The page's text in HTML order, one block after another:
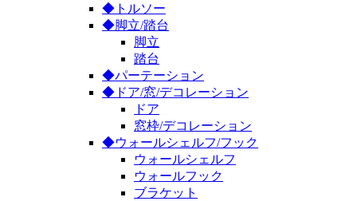
◆トルソー
◆脚立/踏台
脚立
踏台
◆パーテーション
◆ドア/窓/デコレーション
ドア
窓枠/デコレーション
◆ウォールシェルフ/フック
ウォールシェルフ
ウォールフック
ブラケット